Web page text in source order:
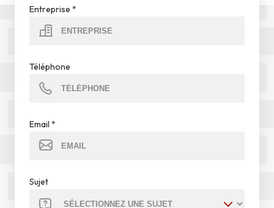
Entreprise *
Téléphone
Email *
Sujet